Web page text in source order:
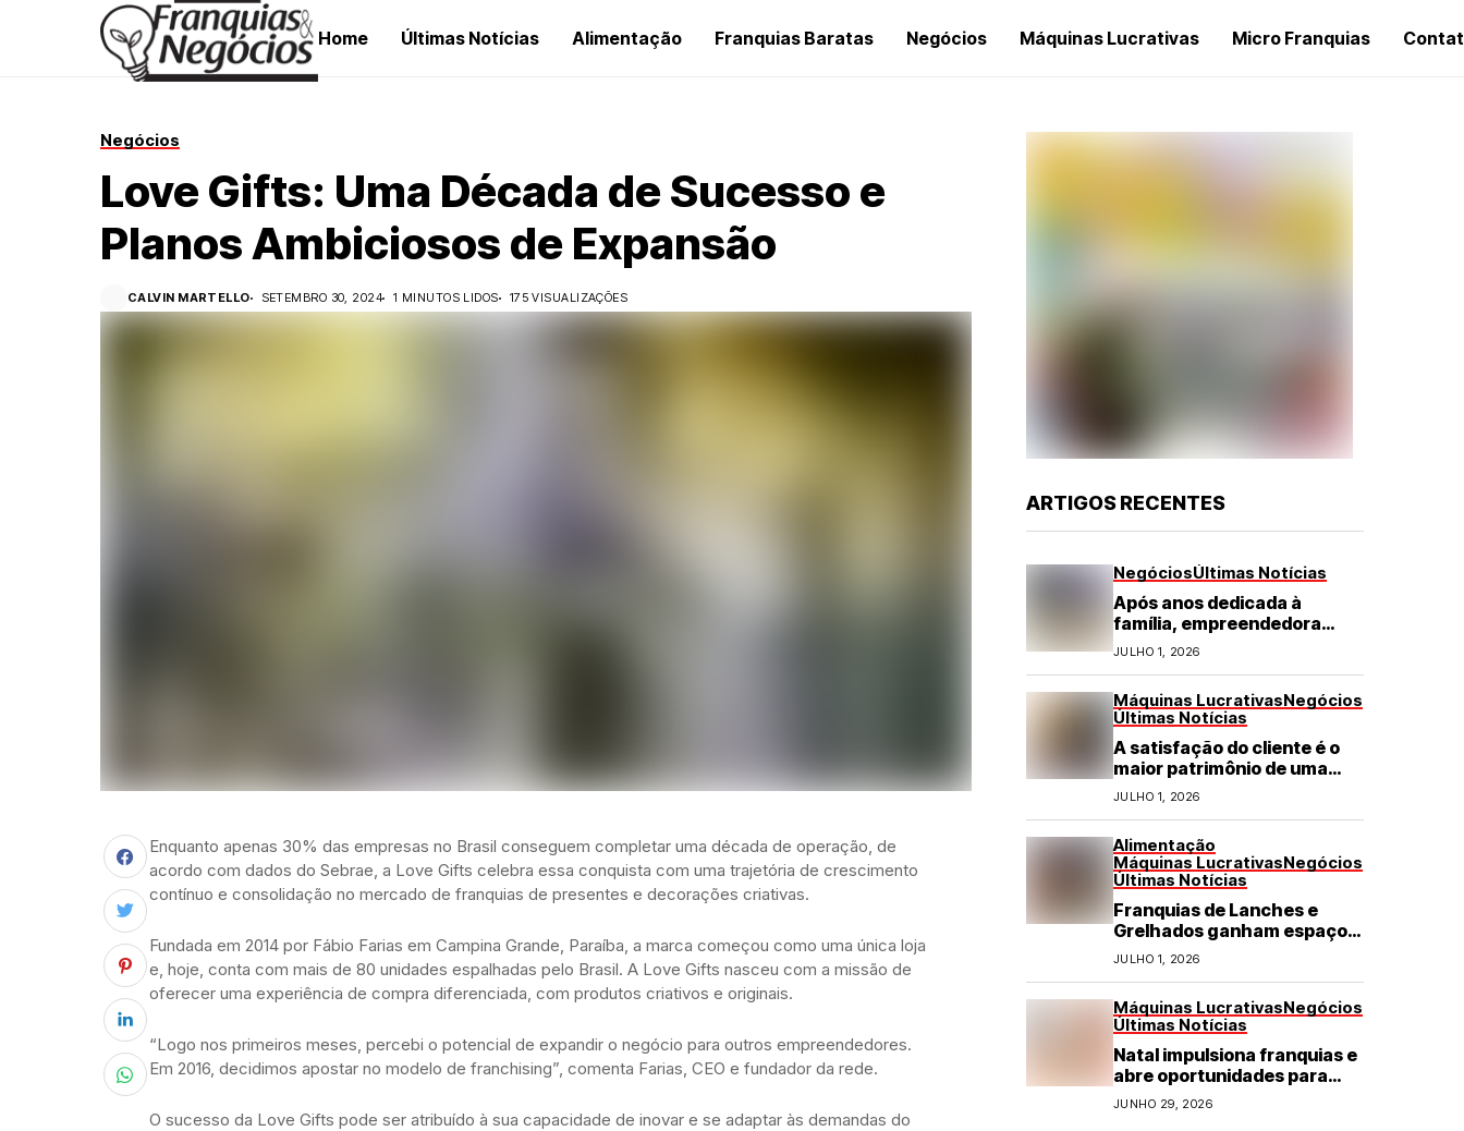
Home Últimas Notícias Alimentação Franquias Baratas Negócios Máquinas Lucrativas Micro Franquias
Negócios
Love Gifts: Uma Década de Sucesso e
Planos Ambiciosos de Expansão
CALVIN MARTELLO SETEMBRO 30, 2024 1 MINUTOS LIDOS 175 VISUALIZAÇÕES
Enquanto apenas 30% das empresas no Brasil conseguem completar uma década de operação, de
acordo com dados do Sebrae, a Love Gifts celebra essa conquista com uma trajetória de crescimento
contínuo e consolidação no mercado de franquias de presentes e decorações criativas.
Fundada em 2014 por Fábio Farias em Campina Grande, Paraíba, a marca começou como uma única loja
e, hoje, conta com mais de 80 unidades espalhadas pelo Brasil. A Love Gifts nasceu com a missão de
oferecer uma experiência de compra diferenciada, com produtos criativos e originais.
“Logo nos primeiros meses, percebi o potencial de expandir o negócio para outros empreendedores.
Em 2016, decidimos apostar no modelo de franchising”, comenta Farias, CEO e fundador da rede.
O sucesso da Love Gifts pode ser atribuído à sua capacidade de inovar e se adaptar às demandas do
ARTIGOS RECENTES
NegóciosÚltimas Notícias
Após anos dedicada à
família, empreendedora
transforma franquia de
turismo em negócio de
JULHO 1, 2026
Máquinas LucrativasNegócios
Últimas Notícias
A satisfação do cliente é o
maior patrimônio de uma
franquia
JULHO 1, 2026
Alimentação
Máquinas LucrativasNegócios
Últimas Notícias
Franquias de Lanches e
Grelhados ganham espaço
com demanda por refeições
rápidas e de qualidade
JULHO 1, 2026
Máquinas LucrativasNegócios
Últimas Notícias
Natal impulsiona franquias e
abre oportunidades para
diversos segmentos do
JUNHO 29, 2026